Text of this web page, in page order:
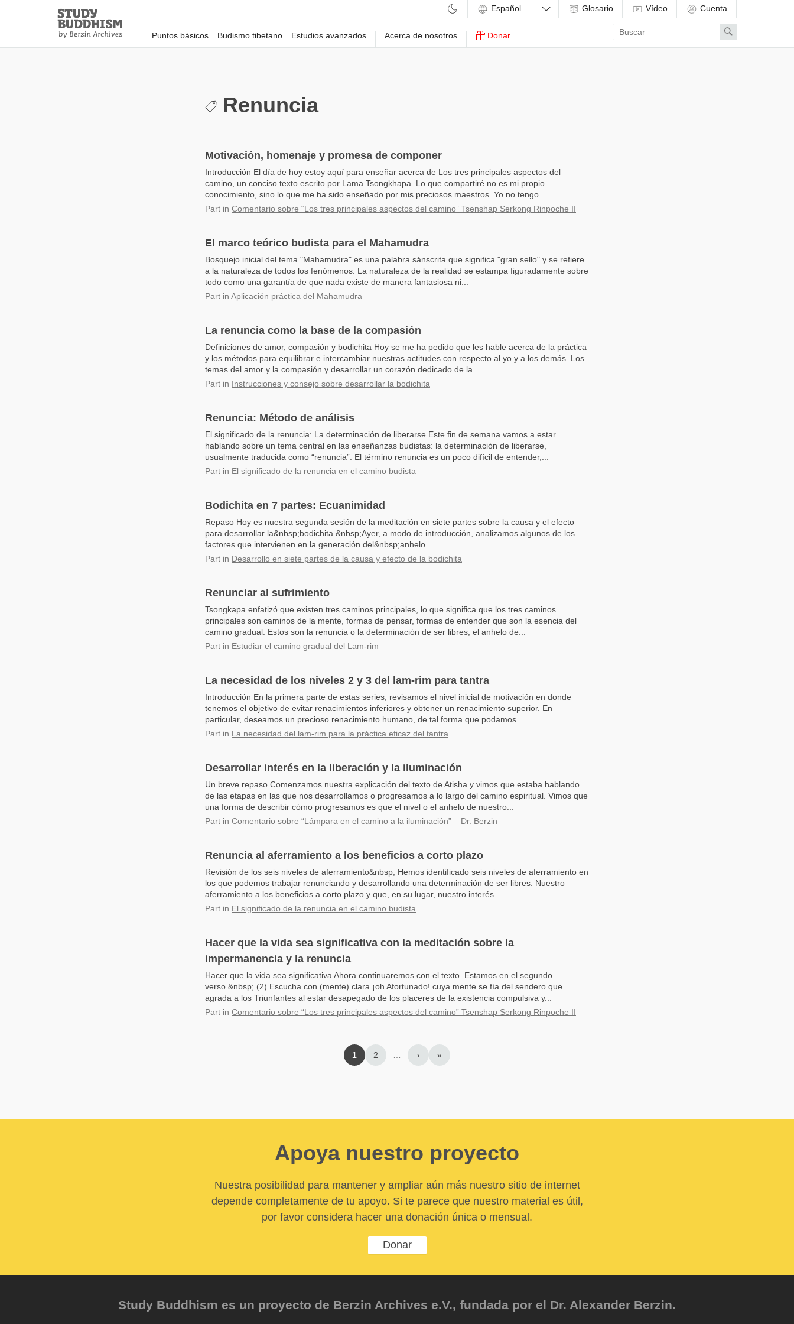
Study
Buddhism
Home
Puntos básicos Budismo tibetano Estudios avanzados Acerca de nosotros Donar
Glosario Vídeo Cuenta
Enter
search
term
Search
Renuncia
Motivación, homenaje y promesa de componer
Introducción El día de hoy estoy aquí para enseñar acerca de Los tres principales aspectos del
camino, un conciso texto escrito por Lama Tsongkhapa. Lo que compartiré no es mi propio
conocimiento, sino lo que me ha sido enseñado por mis preciosos maestros. Yo no tengo...
Part in Comentario sobre “Los tres principales aspectos del camino” Tsenshap Serkong Rinpoche II
El marco teórico budista para el Mahamudra
Bosquejo inicial del tema "Mahamudra" es una palabra sánscrita que significa "gran sello" y se refiere
a la naturaleza de todos los fenómenos. La naturaleza de la realidad se estampa figuradamente sobre
todo como una garantía de que nada existe de manera fantasiosa ni...
Part in Aplicación práctica del Mahamudra
La renuncia como la base de la compasión
Definiciones de amor, compasión y bodichita Hoy se me ha pedido que les hable acerca de la práctica
y los métodos para equilibrar e intercambiar nuestras actitudes con respecto al yo y a los demás. Los
temas del amor y la compasión y desarrollar un corazón dedicado de la...
Part in Instrucciones y consejo sobre desarrollar la bodichita
Renuncia: Método de análisis
El significado de la renuncia: La determinación de liberarse Este fin de semana vamos a estar
hablando sobre un tema central en las enseñanzas budistas: la determinación de liberarse,
usualmente traducida como “renuncia”. El término renuncia es un poco difícil de entender,...
Part in El significado de la renuncia en el camino budista
Bodichita en 7 partes: Ecuanimidad
Repaso Hoy es nuestra segunda sesión de la meditación en siete partes sobre la causa y el efecto
para desarrollar la&nbsp;bodichita.&nbsp;Ayer, a modo de introducción, analizamos algunos de los
factores que intervienen en la generación del&nbsp;anhelo...
Part in Desarrollo en siete partes de la causa y efecto de la bodichita
Renunciar al sufrimiento
Tsongkapa enfatizó que existen tres caminos principales, lo que significa que los tres caminos
principales son caminos de la mente, formas de pensar, formas de entender que son la esencia del
camino gradual. Estos son la renuncia o la determinación de ser libres, el anhelo de...
Part in Estudiar el camino gradual del Lam-rim
La necesidad de los niveles 2 y 3 del lam-rim para tantra
Introducción En la primera parte de estas series, revisamos el nivel inicial de motivación en donde
tenemos el objetivo de evitar renacimientos inferiores y obtener un renacimiento superior. En
particular, deseamos un precioso renacimiento humano, de tal forma que podamos...
Part in La necesidad del lam-rim para la práctica eficaz del tantra
Desarrollar interés en la liberación y la iluminación
Un breve repaso Comenzamos nuestra explicación del texto de Atisha y vimos que estaba hablando
de las etapas en las que nos desarrollamos o progresamos a lo largo del camino espiritual. Vimos que
una forma de describir cómo progresamos es que el nivel o el anhelo de nuestro...
Part in Comentario sobre “Lámpara en el camino a la iluminación” – Dr. Berzin
Renuncia al aferramiento a los beneficios a corto plazo
Revisión de los seis niveles de aferramiento&nbsp; Hemos identificado seis niveles de aferramiento en
los que podemos trabajar renunciando y desarrollando una determinación de ser libres. Nuestro
aferramiento a los beneficios a corto plazo y que, en su lugar, nuestro interés...
Part in El significado de la renuncia en el camino budista
Hacer que la vida sea significativa con la meditación sobre la
impermanencia y la renuncia
Hacer que la vida sea significativa Ahora continuaremos con el texto. Estamos en el segundo
verso.&nbsp; (2) Escucha con (mente) clara ¡oh Afortunado! cuya mente se fía del sendero que
agrada a los Triunfantes al estar desapegado de los placeres de la existencia compulsiva y...
Part in Comentario sobre “Los tres principales aspectos del camino” Tsenshap Serkong Rinpoche II
1 2 › »
Apoya nuestro proyecto
Nuestra posibilidad para mantener y ampliar aún más nuestro sitio de internet
depende completamente de tu apoyo. Si te parece que nuestro material es útil,
por favor considera hacer una donación única o mensual.
Donar
Study Buddhism es un proyecto de Berzin Archives e.V., fundada por el Dr. Alexander Berzin.